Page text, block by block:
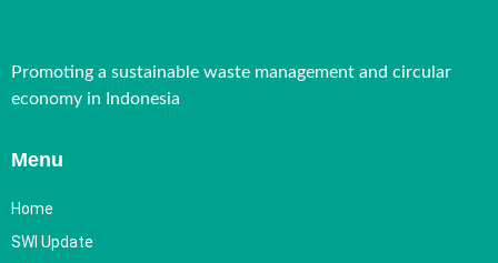
Promoting a sustainable waste management and circular
economy in Indonesia
Menu
Home
SWI Update